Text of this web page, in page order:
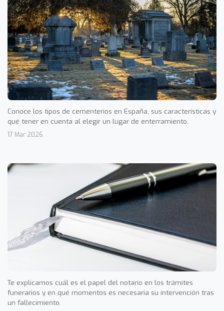
Conoce los tipos de cementerios en España, sus características y
qué tener en cuenta al elegir un lugar de enterramiento.
17 Mar 2026
Te explicamos cuál es el papel del notario en los trámites
funerarios y en qué momentos es necesaria su intervención tras
un fallecimiento.